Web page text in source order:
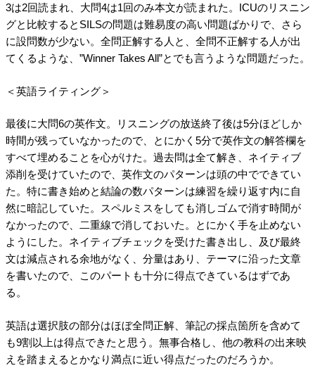
3は2回読まれ、大問4は1回のみ本文が読まれた。ICUのリスニン
グと比較するとSILSの問題は難易度の高い問題ばかりで、さら
に設問数が少ない。全問正解する人と、全問不正解する人が出
てくるような、”Winner Takes All”とでも言うような問題だった。
＜英語ライティング＞
最後に大問6の英作文。リスニングの放送終了後は5分ほどしか
時間が残っていなかったので、とにかく5分で英作文の解答欄を
すべて埋めることを心がけた。過去問は全て解き、ネイティブ
添削を受けていたので、英作文のパターンは頭の中でできてい
た。特に書き始めと結論の数パターンは練習を繰り返す内に自
然に暗記していた。スペルミスをしても消しゴムで消す時間が
なかったので、二重線で消しておいた。とにかく手を止めない
ようにした。ネイティブチェックを受けた書き出し、及び最終
文は減点される余地がなく、分量はあり、テーマに沿った文章
を書いたので、このパートも十分に得点できているはずであ
る。
英語は選択肢の部分はほぼ全問正解、筆記の採点箇所を含めて
も9割以上は得点できたと思う。無事合格し、他の教科の出来映
えを踏まえるとかなり満点に近い得点だったのだろうか。